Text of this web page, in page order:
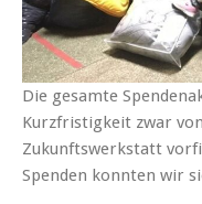
Die gesamte
Kurzfristigkeit zwar
Zukunftswerkstatt
Spenden konnten wir